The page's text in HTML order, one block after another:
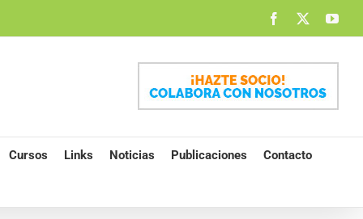
Facebook
Cursos Links Noticias Publicaciones Contacto